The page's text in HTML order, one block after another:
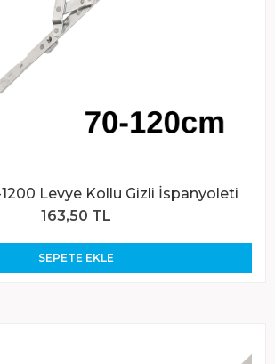
Levye Kollu Gizli İspanyoleti
163,50 TL
SEPETE EKLE